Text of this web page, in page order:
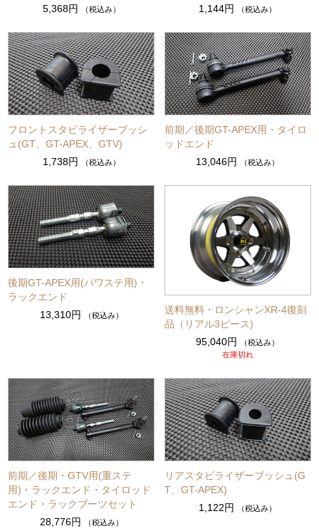
5,368円
（税込み）
1,144円
（税込み）
フロントスタビライザーブッシ
ュ(GT、GT-APEX、GTV)
1,738円
（税込み）
前期／後期GT-APEX用・タイロ
ッドエンド
13,046円
（税込み）
後期GT-APEX用(パワステ用)・
ラックエンド
13,310円
（税込み）
送料無料・ロンシャンXR-4復刻
品（リアル3ピース)
95,040円
（税込み）
在庫切れ
前期／後期・GTV用(重ステ
用)・ラックエンド・タイロッド
エンド・ラックブーツセット
28,776円
（税込み）
リアスタビライザーブッシュ(G
T、GT-APEX)
1,122円
（税込み）